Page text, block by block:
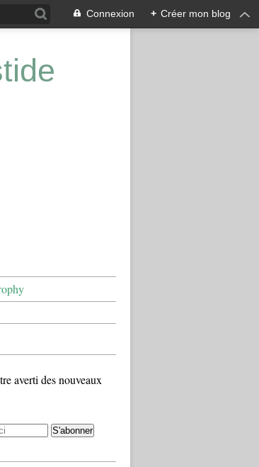
Connexion + Créer mon blog
averti des nouveaux